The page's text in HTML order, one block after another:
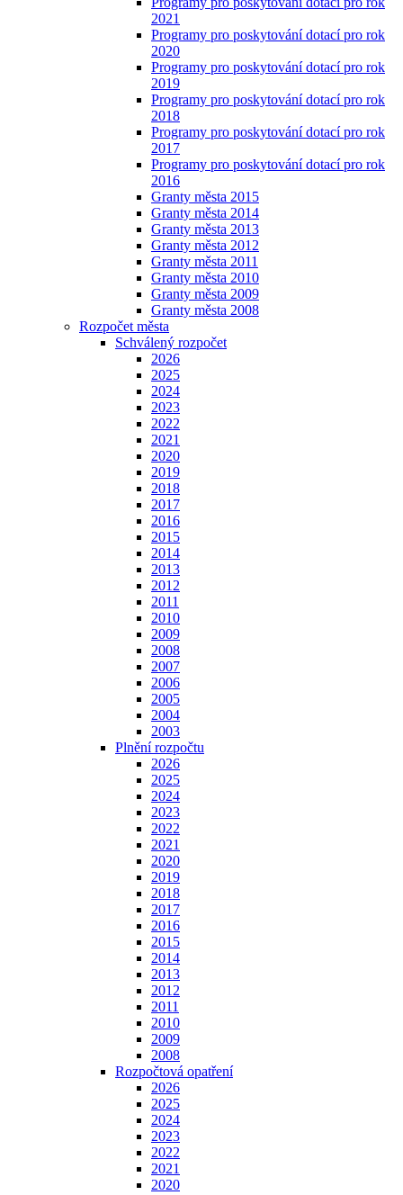
2021
Programy pro poskytování dotací pro rok
2020
Programy pro poskytování dotací pro rok
2019
Programy pro poskytování dotací pro rok
2018
Programy pro poskytování dotací pro rok
2017
Programy pro poskytování dotací pro rok
2016
Granty města 2015
Granty města 2014
Granty města 2013
Granty města 2012
Granty města 2011
Granty města 2010
Granty města 2009
Granty města 2008
Rozpočet města
Schválený rozpočet
2026
2025
2024
2023
2022
2021
2020
2019
2018
2017
2016
2015
2014
2013
2012
2011
2010
2009
2008
2007
2006
2005
2004
2003
Plnění rozpočtu
2026
2025
2024
2023
2022
2021
2020
2019
2018
2017
2016
2015
2014
2013
2012
2011
2010
2009
2008
Rozpočtová opatření
2026
2025
2024
2023
2022
2021
2020